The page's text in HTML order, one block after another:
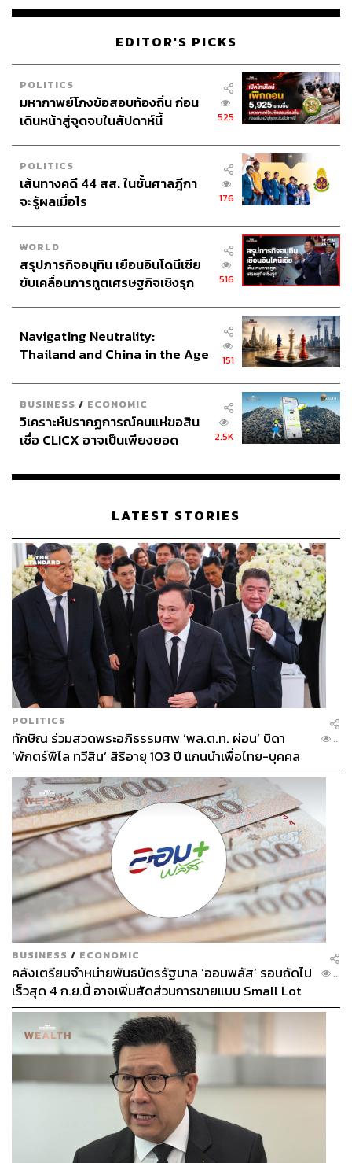
EDITOR'S PICKS
POLITICS
มหากาพย์โกงข้อสอบท้องถิ่น ก่อน
เดินหน้าสู่จุดจบในสัปดาห์นี้
525
POLITICS
เส้นทางคดี 44 สส. ในชั้นศาลฎีกา
จะรู้ผลเมื่อไร
176
WORLD
สรุปภารกิจอนุทิน เยือนอินโดนีเซีย
ขับเคลื่อนการทูตเศรษฐกิจเชิงรุก
516
Navigating Neutrality:
Thailand and China in the Age
151
BUSINESS / ECONOMIC
วิเคราะห์ปรากฏการณ์คนแห่ขอสิน
เชื่อ CLICX อาจเป็นเพียงยอด
เรือนไทยที่ถูกซุกไว้
2.5K
LATEST STORIES
POLITICS
ทักษิณ ร่วมสวดพระอภิธรรมศพ ‘พล.ต.ท. ผ่อน’ บิดา
‘พักตร์พิไล ทวีสิน’ สิริอายุ 103 ปี แกนนำเพื่อไทย-บุคคล
หลากวงการร่วมอาลัย
...
BUSINESS / ECONOMIC
คลังเตรียมจำหน่ายพันธบัตรรัฐบาล ‘ออมพลัส’ รอบถัดไป
เร็วสุด 4 ก.ย.นี้ อาจเพิ่มสัดส่วนการขายแบบ Small Lot
First มากขึ้น
...